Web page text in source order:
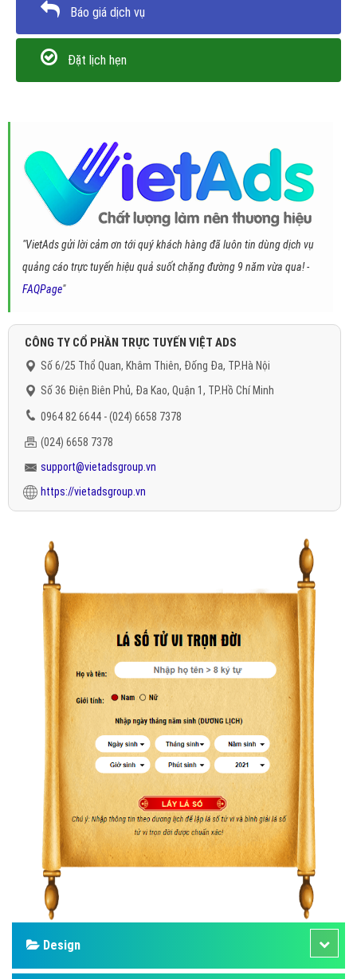
Báo giá dịch vụ
Đặt lịch hẹn
"VietAds gửi lời cảm ơn tới quý khách hàng đã luôn tin dùng dịch vụ
quảng cáo trực tuyến hiệu quả suốt chặng đường 9 năm vừa qua! -
FAQPage"
CÔNG TY CỔ PHẦN TRỰC TUYẾN VIỆT ADS
Số 6/25 Thổ Quan, Khâm Thiên, Đống Đa, TP.Hà Nội
Số 36 Điện Biên Phủ, Đa Kao, Quận 1, TP.Hồ Chí Minh
0964 82 6644 - (024) 6658 7378
(024) 6658 7378
support@vietadsgroup.vn
https://vietadsgroup.vn
Design